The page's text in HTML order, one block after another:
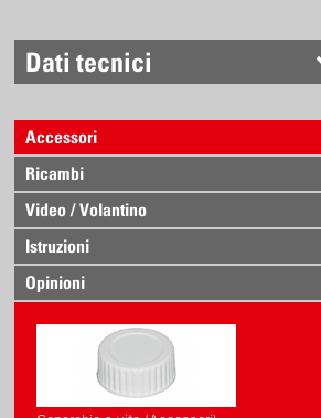
Dati tecnici
Accessori
Ricambi
Video / Volantino
Istruzioni
Opinioni